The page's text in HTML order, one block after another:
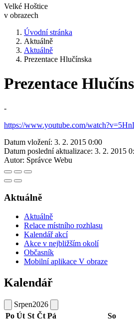
Velké Hoštice
v obrazech
Úvodní stránka
Aktuálně
Aktuálně
Prezentace Hlučínska
Prezentace
-
https://www.youtube.com/
Datum vložení: 3. 2. 2015 0:00
Datum poslední aktualizace: 3. 2. 2015
Autor: Správce Webu
Aktuálně
Aktuálně
Relace místního rozhlasu
Kalendář akcí
Akce v nejbližším okolí
Občasník
Mobilní aplikace V obraze
Kalendář
Srpen2026
Po Út St Čt Pá So